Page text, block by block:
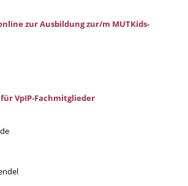
zur Ausbildung zur/m MUTKids-
VpIP-Fachmitglieder